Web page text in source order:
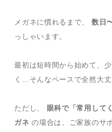
メガネに慣れるまで、 数日
っしゃいます。
最初は短時間から始めて、
く…そんなペースで全然大丈
ただし、
眼科で「常用して
ガネ の場合は、ご家族のサ